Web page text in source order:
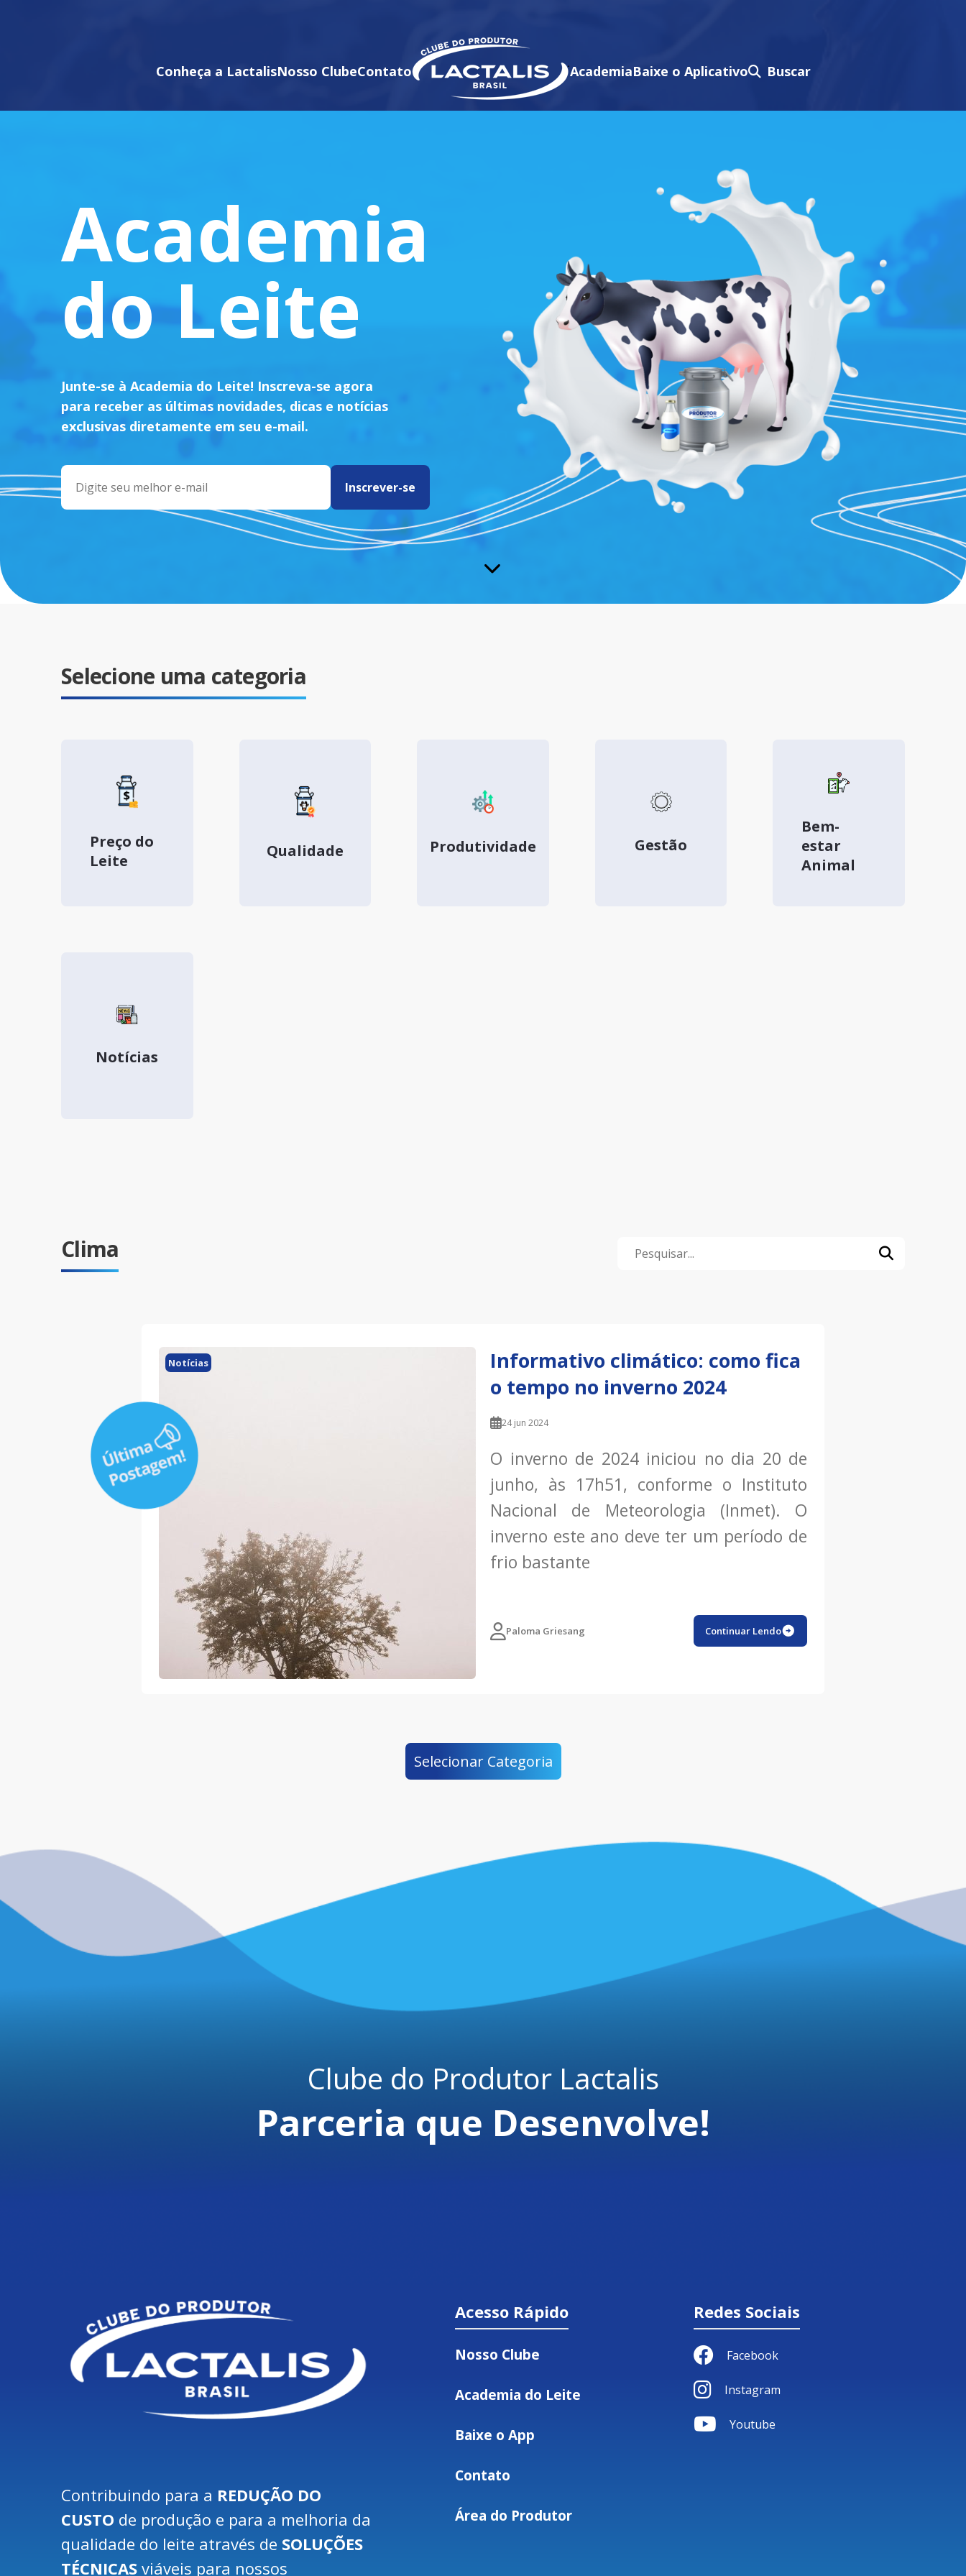
Conheça a LactalisNosso ClubeContato AcademiaBaixe o Aplicativo Buscar
Academia
do Leite
Junte-se à Academia do Leite! Inscreva-se agora
para receber as últimas novidades, dicas e notícias
exclusivas diretamente em seu e-mail.
Selecione uma categoria
Preço do
Leite
Qualidade Produtividade Gestão
Bem-
estar
Animal
Notícias
Clima
Notícias
Informativo climático: como fica
o tempo no inverno 2024
24 jun 2024
O inverno de 2024 iniciou no dia 20 de
junho, às 17h51, conforme o Instituto
Nacional de Meteorologia (Inmet). O
inverno este ano deve ter um período de
frio bastante
Paloma Griesang Continuar Lendo
Selecionar Categoria
Clube do Produtor Lactalis
Parceria que Desenvolve!
Contribuindo para a REDUÇÃO DO
CUSTO de produção e para a melhoria da
qualidade do leite através de SOLUÇÕES
TÉCNICAS viáveis para nossos
Acesso Rápido
Nosso Clube
Academia do Leite
Baixe o App
Contato
Área do Produtor
Redes Sociais
Facebook
Instagram
Youtube